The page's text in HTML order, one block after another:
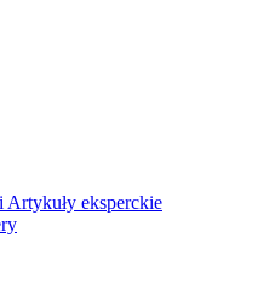
Artykuły eksperckie